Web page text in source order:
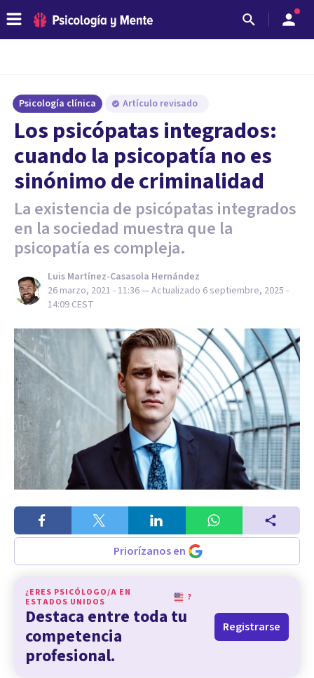
Psicología clínica Artículo revisado
Los psicópatas integrados:
cuando la psicopatía no es
sinónimo de criminalidad
La existencia de psicópatas integrados
en la sociedad muestra que la
psicopatía es compleja.
Luis Martínez-Casasola Hernández
26 marzo, 2021 - 11:36— Actualizado 6 septiembre, 2025 -
14:09 CEST
Priorízanos en
¿ERES PSICÓLOGO/A EN
ESTADOS UNIDOS
?
Destaca entre toda tu
competencia
profesional.
Registrarse